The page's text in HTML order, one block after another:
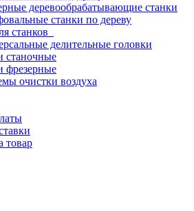
деревообрабатывающие станки
станки по дереву
станков
делительные головки
станочные
фрезерные
очистки воздуха
товар